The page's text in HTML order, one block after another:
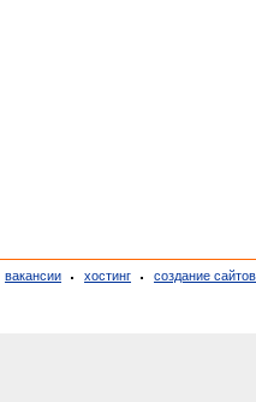
вакансии хостинг создание сайтов